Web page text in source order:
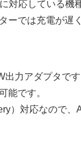
対応している機
ーでは充電が遅
出力アダプタで
能です。
）対応なので、